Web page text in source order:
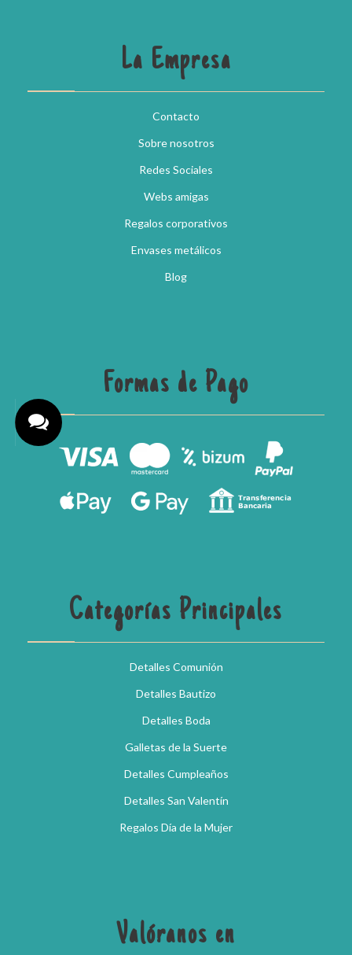
La Empresa
Contacto
Sobre nosotros
Redes Sociales
Webs amigas
Regalos corporativos
Envases metálicos
Blog
Formas de Pago
Categorías Principales
Detalles Comunión
Detalles Bautizo
Detalles Boda
Galletas de la Suerte
Detalles Cumpleaños
Detalles San Valentín
Regalos Día de la Mujer
Valóranos en